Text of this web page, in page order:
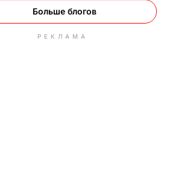
Больше блогов
РЕКЛАМА